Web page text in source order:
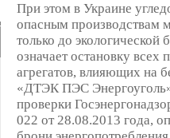
При этом в Украине
опасным производствам
только до
означает остановку
агрегатов, влияющих на
«ДТЭК ПЭС
проверки
022 от 28.08.2013 года,